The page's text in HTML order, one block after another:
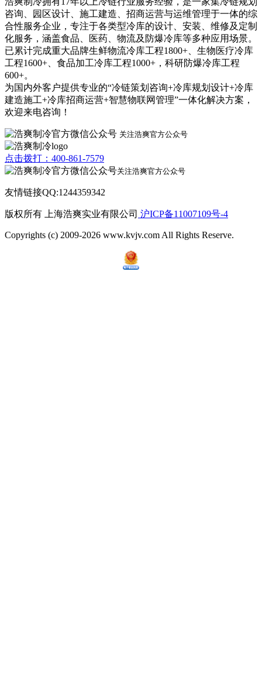
咨询、园区设计、施工建造、招商运营与运维管理于一体的综
合性服务企业，专注于各类型冷库的设计、安装、维修及定制
化服务，涵盖食品、医药、物流及防爆冷库等多种应用场景。
已累计完成重大品牌生鲜物流冷库工程1800+、生物医疗冷库
工程1600+、食品加工冷库工程1000+，科研防爆冷库工程
600+。
为国内外客户提供专业的“冷链策划咨询+冷库规划设计+冷库
建造施工+冷库招商运营+智慧物联网管理”一体化解决方案，
欢迎来电咨询！
关注浩爽官方公众号
点击拨打：400-861-7579
关注浩爽官方公众号
友情链接QQ:1244359342
版权所有 上海浩爽实业有限公司 沪ICP备11007109号-4
Copyrights (c) 2009-2026 www.kvjv.com All Rights Reserve.